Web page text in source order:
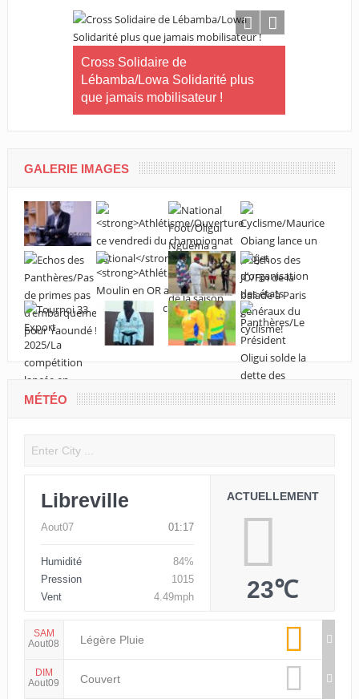
Cross Solidaire de
Lébamba/Lowa Solidarité plus
que jamais mobilisateur !
GALERIE IMAGES
MÉTÉO
Libreville
Aout07 01:17
Humidité
84%
Pression
1015
Vent
4.49mph
ACTUELLEMENT
23℃
SAM
Aout08
Légère Pluie
DIM
Aout09
Couvert